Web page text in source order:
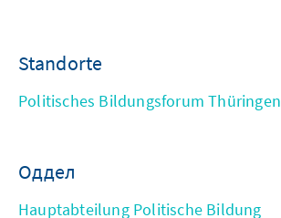
Standorte
Politisches Bildungsforum Thüringen
Оддел
Hauptabteilung Politische Bildung